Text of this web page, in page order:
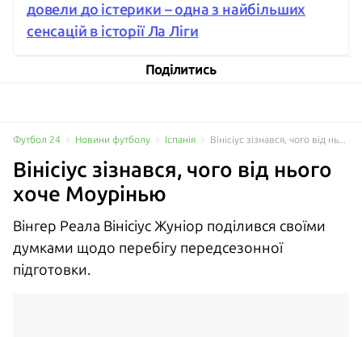
довели до істерики – одна з найбільших
сенсацій в історії Ла Ліги
Поділитись